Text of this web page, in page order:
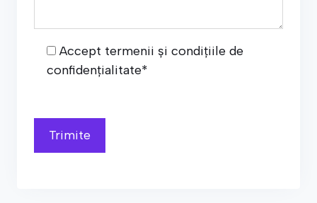
Accept termenii și condițiile de
confidențialitate*